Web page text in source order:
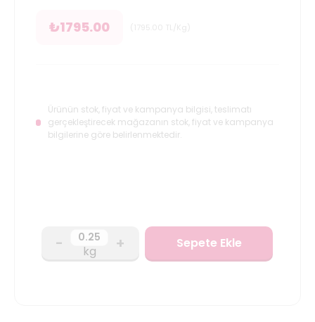
₺1795.00
Ürünün stok, fiyat ve kampanya bilgisi, teslimatı
gerçekleştirecek mağazanın stok, fiyat ve kampanya
bilgilerine göre belirlenmektedir.
- kg + Sepete Ekle